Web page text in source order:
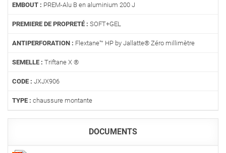
EMBOUT : PREM-Alu B en aluminium 200 J
PREMIERE DE PROPRETÉ : SOFT+GEL
ANTIPERFORATION : Flextane™ HP by Jallatte® Zéro millimètre
SEMELLE : Triftane X ®
CODE : JXJX906
TYPE : chaussure montante
DOCUMENTS